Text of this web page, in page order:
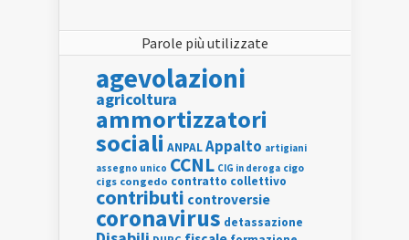
Parole più utilizzate
agevolazioni
agricoltura
ammortizzatori
sociali ANPALAppalto artigiani
assegno unico CCNL CIG in deroga cigo
cigs congedo contratto collettivo
contributi controversie
coronavirus detassazione